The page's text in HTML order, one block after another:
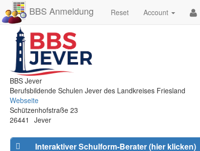
BBS Anmeldung Reset Account
BBS Jever
Berufsbildende Schulen Jever des Landkreises Friesland
Webseite
Schützenhofstraße 23
26441
Jever
Interaktiver Schulform-Berater (hier klicken)